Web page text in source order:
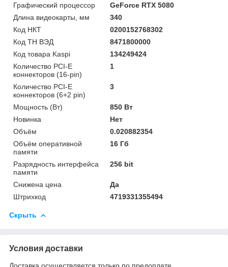
Графический процессор
GeForce RTX 5080
Длина видеокарты, мм
340
Код НКТ
0200152768302
Код ТН ВЭД
8471800000
Код товара Kaspi
134249424
Количество PCI-E
коннекторов (16-pin)
1
Количество PCI-E
коннекторов (6+2 pin)
3
Мощность (Bт)
850 Вт
Новинка
Нет
Объём
0.020882354
Объём оперативной
памяти
16 Гб
Разрядность интерфейса
памяти
256 bit
Снижена цена
Да
Штрихкод
4719331355494
Скрыть
Условия доставки
Доставка осуществляется только по предоплате.